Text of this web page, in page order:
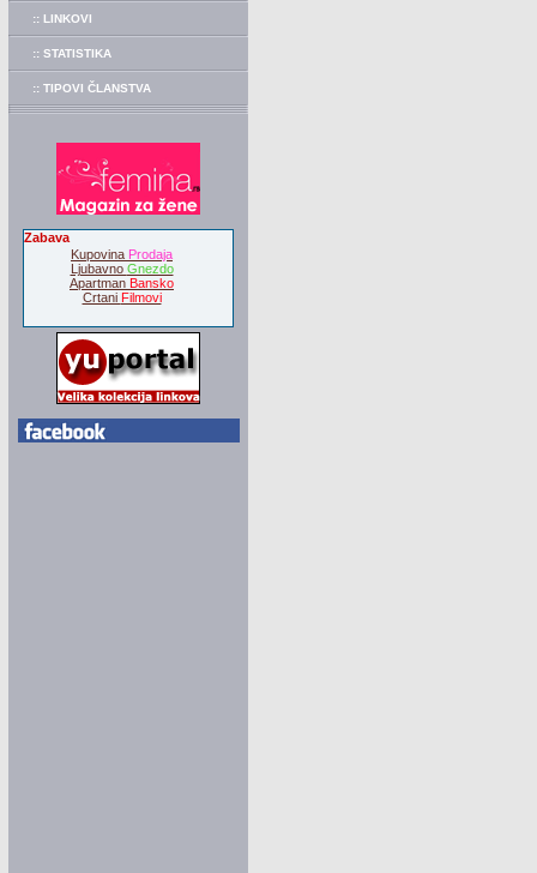
:: LINKOVI
:: STATISTIKA
:: TIPOVI ČLANSTVA
Zabava
Kupovina Prodaja
Ljubavno Gnezdo
Apartman Bansko
Crtani Filmovi